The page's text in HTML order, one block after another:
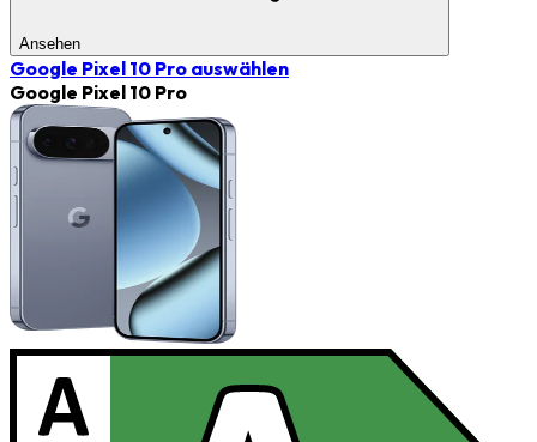
Ansehen
Google Pixel 10 Pro auswählen
Google Pixel 10 Pro